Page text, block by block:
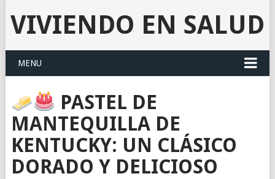
VIVIENDO EN SALUD
MENU
PASTEL DE
MANTEQUILLA DE
KENTUCKY: UN CLÁSICO
DORADO Y DELICIOSO